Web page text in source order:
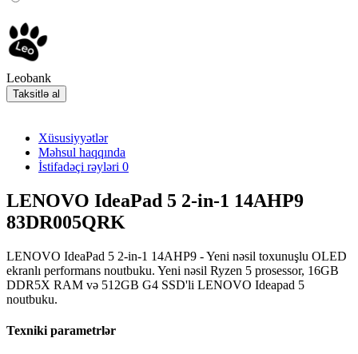
Leobank
Taksitlə al
Xüsusiyyətlər
Məhsul haqqında
İstifadəçi rəyləri 0
LENOVO IdeaPad 5 2-in-1 14AHP9
83DR005QRK
LENOVO IdeaPad 5 2-in-1 14AHP9 - Yeni nəsil toxunuşlu OLED
ekranlı performans noutbuku. Yeni nəsil Ryzen 5 prosessor, 16GB
DDR5X RAM və 512GB G4 SSD'li LENOVO Ideapad 5
noutbuku.
Texniki parametrlər